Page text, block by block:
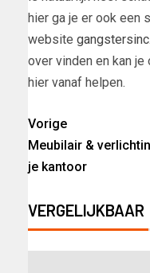
hier ga je er ook een
website
over vinden en kan je
hier vanaf helpen.
Vorige
Meubilair &
je kantoor
VERGELIJKBAAR